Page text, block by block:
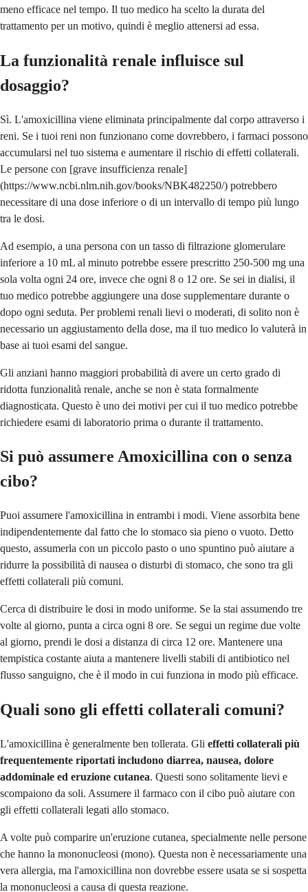
meno efficace nel tempo. Il tuo medico ha scelto la durata del
trattamento per un motivo, quindi è meglio attenersi ad essa.
La funzionalità renale influisce sul
dosaggio?
Sì. L'amoxicillina viene eliminata principalmente dal corpo attraverso i
reni. Se i tuoi reni non funzionano come dovrebbero, i farmaci possono
accumularsi nel tuo sistema e aumentare il rischio di effetti collaterali.
Le persone con [grave insufficienza renale]
(https://www.ncbi.nlm.nih.gov/books/NBK482250/) potrebbero
necessitare di una dose inferiore o di un intervallo di tempo più lungo
tra le dosi.
Ad esempio, a una persona con un tasso di filtrazione glomerulare
inferiore a 10 mL al minuto potrebbe essere prescritto 250-500 mg una
sola volta ogni 24 ore, invece che ogni 8 o 12 ore. Se sei in dialisi, il
tuo medico potrebbe aggiungere una dose supplementare durante o
dopo ogni seduta. Per problemi renali lievi o moderati, di solito non è
necessario un aggiustamento della dose, ma il tuo medico lo valuterà in
base ai tuoi esami del sangue.
Gli anziani hanno maggiori probabilità di avere un certo grado di
ridotta funzionalità renale, anche se non è stata formalmente
diagnosticata. Questo è uno dei motivi per cui il tuo medico potrebbe
richiedere esami di laboratorio prima o durante il trattamento.
Si può assumere Amoxicillina con o senza
cibo?
Puoi assumere l'amoxicillina in entrambi i modi. Viene assorbita bene
indipendentemente dal fatto che lo stomaco sia pieno o vuoto. Detto
questo, assumerla con un piccolo pasto o uno spuntino può aiutare a
ridurre la possibilità di nausea o disturbi di stomaco, che sono tra gli
effetti collaterali più comuni.
Cerca di distribuire le dosi in modo uniforme. Se la stai assumendo tre
volte al giorno, punta a circa ogni 8 ore. Se segui un regime due volte
al giorno, prendi le dosi a distanza di circa 12 ore. Mantenere una
tempistica costante aiuta a mantenere livelli stabili di antibiotico nel
flusso sanguigno, che è il modo in cui funziona in modo più efficace.
Quali sono gli effetti collaterali comuni?
L'amoxicillina è generalmente ben tollerata. Gli effetti collaterali più
frequentemente riportati includono diarrea, nausea, dolore
addominale ed eruzione cutanea. Questi sono solitamente lievi e
scompaiono da soli. Assumere il farmaco con il cibo può aiutare con
gli effetti collaterali legati allo stomaco.
A volte può comparire un'eruzione cutanea, specialmente nelle persone
che hanno la mononucleosi (mono). Questa non è necessariamente una
vera allergia, ma l'amoxicillina non dovrebbe essere usata se si sospetta
la mononucleosi a causa di questa reazione.